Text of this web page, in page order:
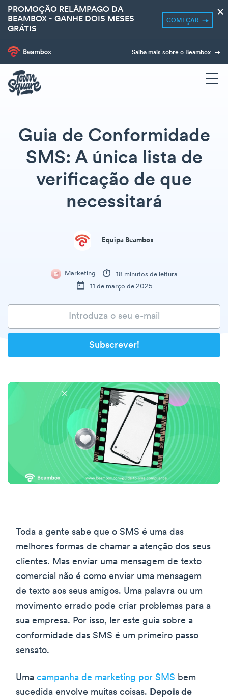
PROMOÇÃO RELÂMPAGO DA
BEAMBOX - GANHE DOIS MESES
GRÁTIS
COMEÇAR
×
Saiba mais sobre o Beambox
Guia de Conformidade
SMS: A única lista de
verificação de que
necessitará
Equipa Beambox
Marketing
18 minutos de leitura
11 de março de 2025
Toda a gente sabe que o SMS é uma das
melhores formas de chamar a atenção dos seus
clientes. Mas enviar uma mensagem de texto
comercial não é como enviar uma mensagem
de texto aos seus amigos. Uma palavra ou um
movimento errado pode criar problemas para a
sua empresa. Por isso, ler este guia sobre a
conformidade das SMS é um primeiro passo
sensato.
Uma campanha de marketing por SMS bem
sucedida envolve muitas coisas. Depois de